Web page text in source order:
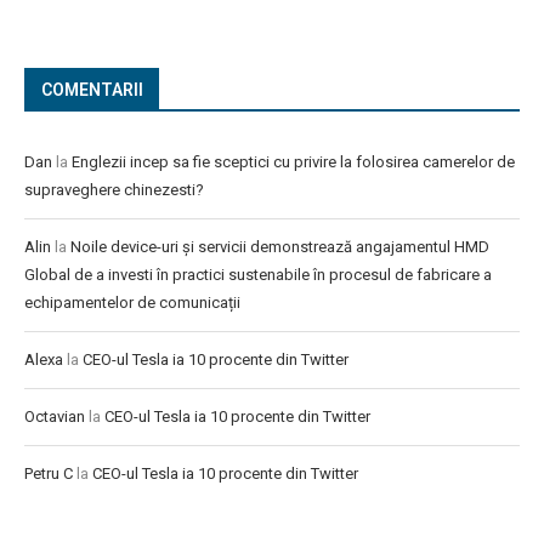
COMENTARII
Dan la Englezii incep sa fie sceptici cu privire la folosirea camerelor de
supraveghere chinezesti?
Alin la Noile device-uri și servicii demonstrează angajamentul HMD
Global de a investi în practici sustenabile în procesul de fabricare a
echipamentelor de comunicații
Alexa la CEO-ul Tesla ia 10 procente din Twitter
Octavian la CEO-ul Tesla ia 10 procente din Twitter
Petru C la CEO-ul Tesla ia 10 procente din Twitter